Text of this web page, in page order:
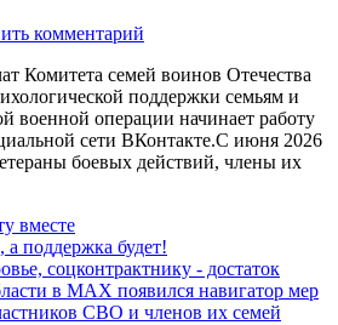
комментарий
Комитета семей воинов Отечества
поддержки семьям и
военной операции начинает работу
сети ВКонтакте.С июня 2026
боевых действий, члены их
вместе
поддержка будет!
соцконтрактнику - достаток
в МАХ появился навигатор мер
СВО и членов их семей